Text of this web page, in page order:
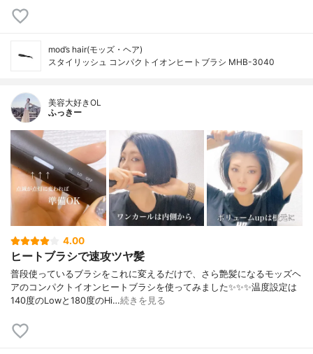
mod’s hair(モッズ・ヘア)
スタイリッシュ コンパクトイオンヒートブラシ MHB-3040
美容大好きOL
ふっきー
4.00
ヒートブラシで速攻ツヤ髪
普段使っているブラシをこれに変えるだけで、さら艶髪になるモッズヘ
アのコンパクトイオンヒートブラシを使ってみました✨✨✨温度設定は
140度のLowと180度のHi…続きを見る